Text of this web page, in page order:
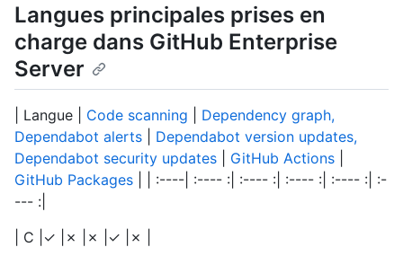
Langues principales prises en
charge dans GitHub Enterprise
Server
| Langue | Code scanning
Dependency graph,
Dependabot alerts
Dependabot version updates,
Dependabot security updates
GitHub Actions
GitHub Packages | | :----| :---- :| :---- :| :---- :| :---- :| :-
--- :|
| C |✓ |✗ |✗ |✓ |✗ |